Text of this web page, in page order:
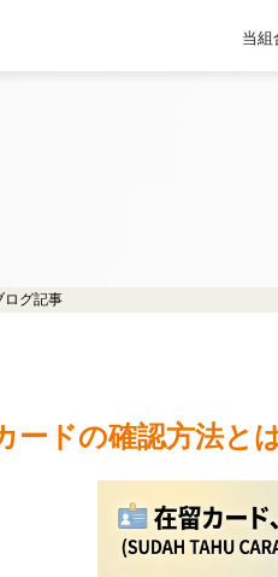
当組
グ記事
ードの確認方法と